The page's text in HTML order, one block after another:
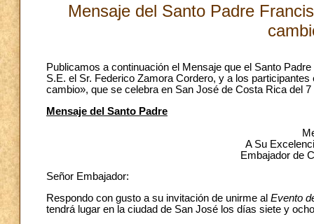
Mensaje del Santo Padre
Publicamos a continuación el Mensaje que el Santo
S.E. el Sr. Federico Zamora Cordero, y a los
cambio», que se celebra en San José de Costa Rica del 7
Mensaje del Santo Padre
A Su
Embajador de
Señor Embajador:
Respondo con gusto a su invitación de unirme al Evento
tendrá lugar en la ciudad de San José los días siete y